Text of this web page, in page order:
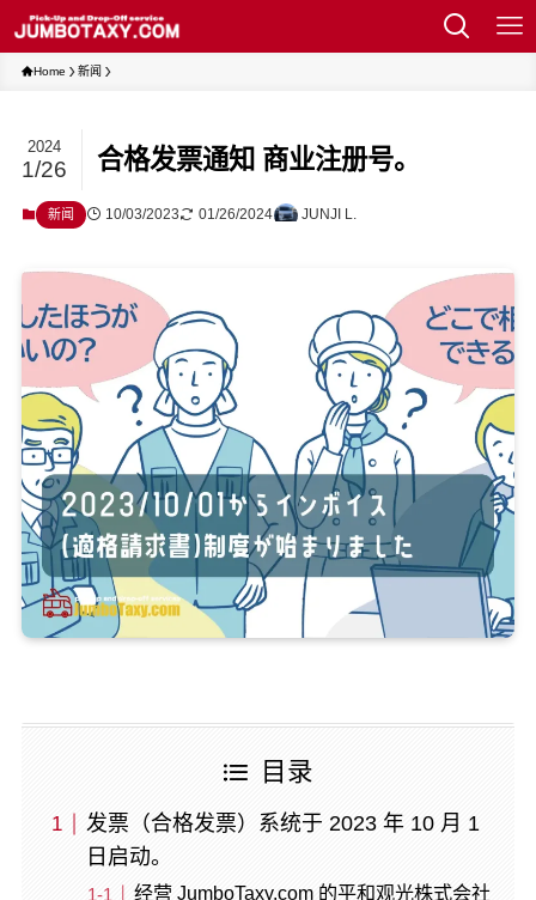
Home 新闻
合格发票通知 商业注册号。
2024
1/26
新闻 10/03/2023 01/26/2024 JUNJI L.
目录
发票（合格发票）系统于 2023 年 10 月 1
日启动。
经营 JumboTaxy.com 的平和观光株式会社